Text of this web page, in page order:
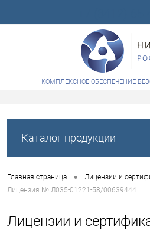
КОМПЛЕКСНОЕ ОБЕСПЕЧЕНИЕ
Каталог продукции
Главная страница • Лицензии и
Лицензия № Л035-01221-58/00639444
Лицензии и